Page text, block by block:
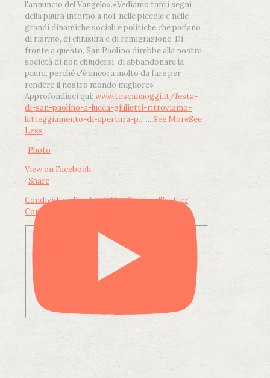
l'annuncio del Vangelo».«Vediamo tanti segni
della paura intorno a noi, nelle piccole e nelle
grandi dinamiche sociali e politiche che parlano
di riarmo, di chiusura e di remigrazione. Di
fronte a questo, San Paolino direbbe alla nostra
società di non chiudersi, di abbandonare la
paura, perché c'è ancora molto da fare per
rendere il nostro mondo migliore»
Approfondisci qui: www.toscanaoggi.it/festa-
di-san-paolino-a-lucca-giulietti-ritroviamo-
latteggiamento-di-apertura-p... ... See MoreSee
Less
Photo
View on Facebook
· Share
Condividi su FacebookCondividi su Twitter
Condividi su LinkedIn